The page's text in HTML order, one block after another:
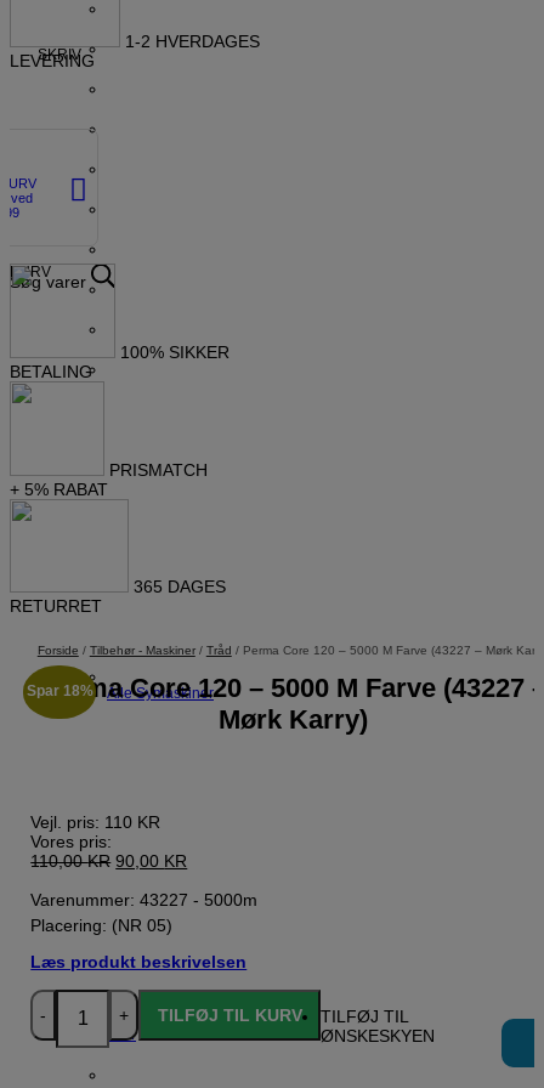
Alle Symaskiner
Symaskiner til børn
Overlocker
SKRIV
ved
KURV
Søg varer
1-2 HVERDAGES
LEVERING
100% SIKKER
BETALING
PRISMATCH
+ 5% RABAT
365 DAGES
RETURRET
Forside / Tilbehør - Maskiner/ Tråd / Perma Core 120 – 5000 M Farve (43227 – Mørk
Spar18%
Perma Core 120 – 5000 M Farve (43227
Mørk Karry)
Vejl. pris: 110 KR
Vores pris:
110,00KR Den
pris
var:
110,00 KR.
90,00 KR
pris
Varenummer: 43227 - 5000m
Placering: (NR 05)
Læs produkt beskrivelsen
Perma
Core
120
5000
TILFØJ TIL KURV
TILFØJ TIL
ØNSKESKYEN